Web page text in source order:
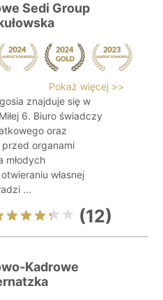
Sedi Group
Pokaż więcej >>
znajduje się w
6. Biuro świadczy
oraz
organami
młodych
własnej
...
(12)
Kadrowe